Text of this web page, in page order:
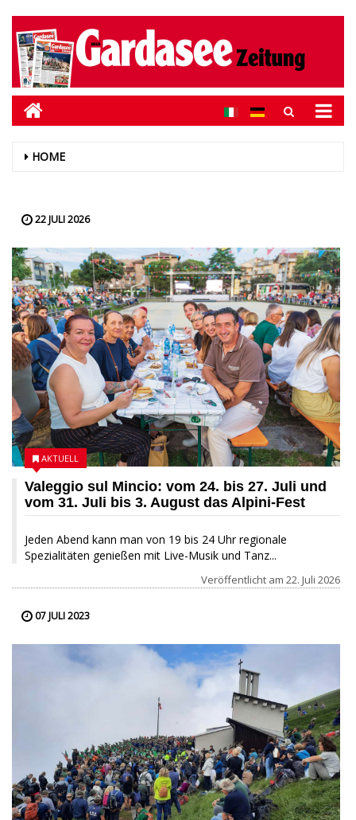
HOME
22 JULI 2026
Valeggio sul Mincio: vom 24. bis 27. Juli und
vom 31. Juli bis 3. August das Alpini-Fest
Jeden Abend kann man von 19 bis 24 Uhr regionale
Spezialitäten genießen mit Live-Musik und Tanz...
AKTUELL
Veröffentlicht am 22. Juli 2026
07 JULI 2023